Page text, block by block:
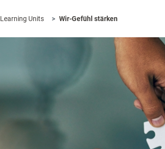
Learning Units Wir-Gefühl stärken